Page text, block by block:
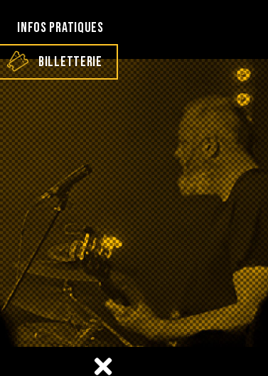
INFOS PRATIQUES
BILLETTERIE